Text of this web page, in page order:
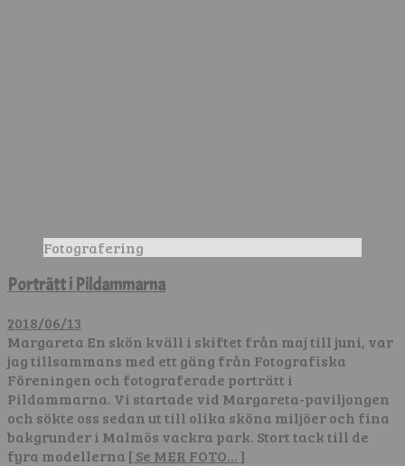
Fotografering
Porträtt i Pildammarna
2018/06/13
Margareta En skön kväll i skiftet från maj till juni, var
jag tillsammans med ett gäng från Fotografiska
Föreningen och fotograferade porträtt i
Pildammarna. Vi startade vid Margareta-paviljongen
och sökte oss sedan ut till olika sköna miljöer och fina
bakgrunder i Malmös vackra park. Stort tack till de
fyra modellerna [ Se MER FOTO… ]